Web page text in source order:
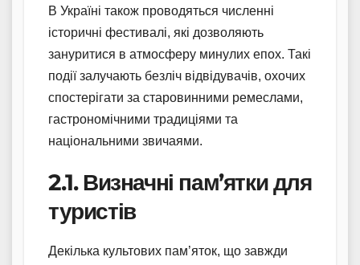
В Україні також проводяться численні
історичні фестивалі, які дозволяють
зануритися в атмосферу минулих епох. Такі
події залучають безліч відвідувачів, охочих
спостерігати за старовинними ремеслами,
гастрономічними традиціями та
національними звичаями.
2.1. Визначні пам’ятки для
туристів
Декілька культових пам’яток, що завжди